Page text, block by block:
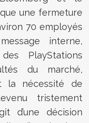
une fermeture
70 employés
interne,
PlayStations
du marché,
la nécessité de
tristement
d’une décision